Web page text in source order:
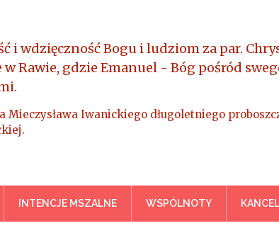
Wszechświata – Rawa
i wdzięczność Bogu i ludziom za par.
w Rawie, gdzie Emanuel - Bóg pośród
Mieczysława Iwanickiego długoletniego
INTENCJE MSZALNE WSPÓLNOTY